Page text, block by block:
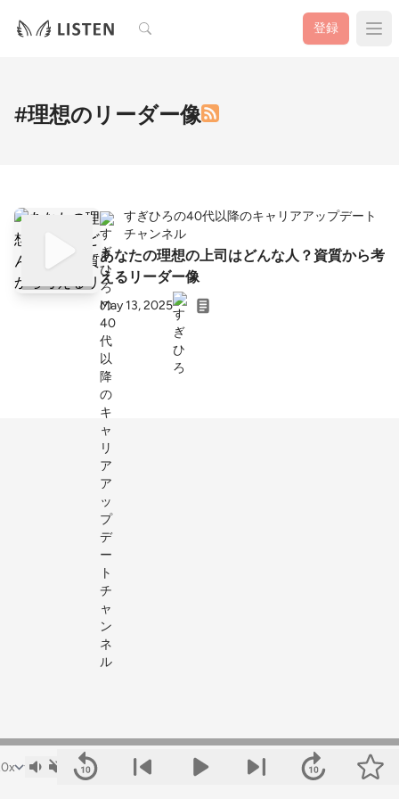
検索 登録
#理想のリーダー像
すぎひろの40代以降のキャリアアップデート
チャンネル
あなたの理想の上司はどんな人？資質から考
えるリーダー像
May 13, 2025